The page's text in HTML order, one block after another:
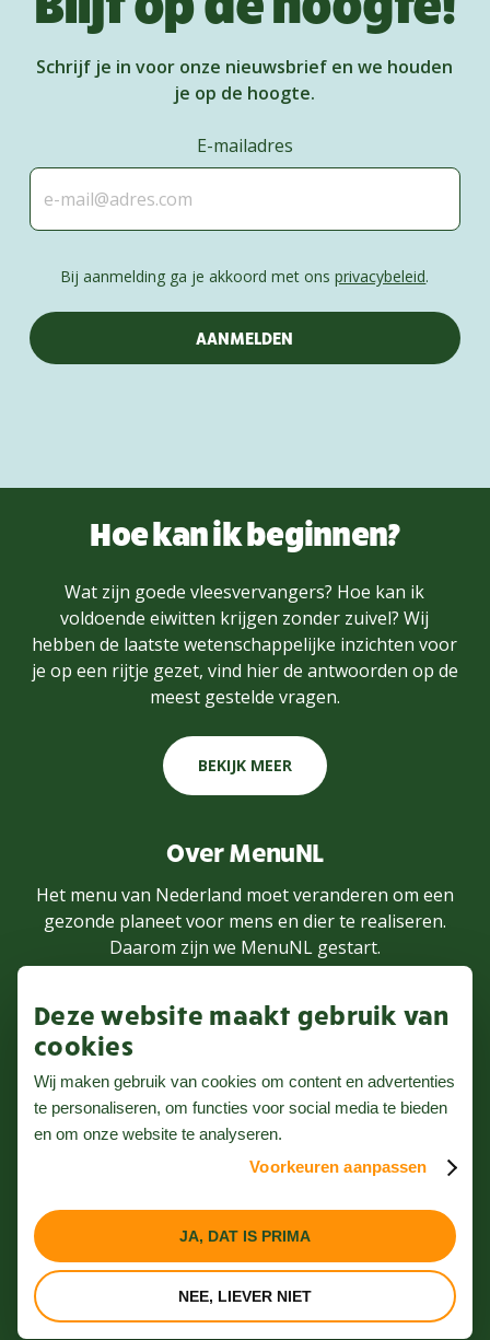
Deze website maakt gebruik van
cookies
Wij maken gebruik van cookies om content en advertenties
te personaliseren, om functies voor social media te bieden
en om onze website te analyseren.
Voorkeuren aanpassen
JA, DAT IS PRIMA
NEE, LIEVER NIET
Schrijf je in voor onze nieuwsbrief en we houden
je op de hoogte.
E-mailadres
Bij aanmelding ga je akkoord met onsprivacybeleid.
Hoe kan ik beginnen?
Wat zijn goede vleesvervangers? Hoe kan ik
voldoende eiwitten krijgen zonder zuivel? Wij
hebben de laatste wetenschappelijke inzichten voor
je op een rijtje gezet, vind hier de antwoorden op de
meest gestelde vragen.
BEKIJK MEER
Over MenuNL
Het menu van Nederland moet veranderen om een
gezonde planeet voor mens en dier te realiseren.
Daarom zijn we MenuNL gestart.
MEER WETEN
Volg ons op Instagram
Nieuwsbrief
Algemene voorwaarden
Website door Webreact